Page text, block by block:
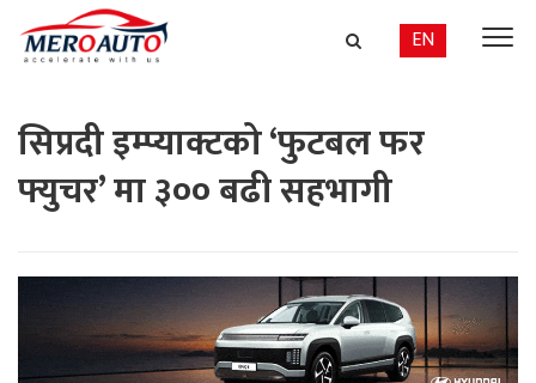
EN
सिप्रदी इम्प्याक्टको ‘फुटबल फर
फ्युचर’ मा ३०० बढी सहभागी